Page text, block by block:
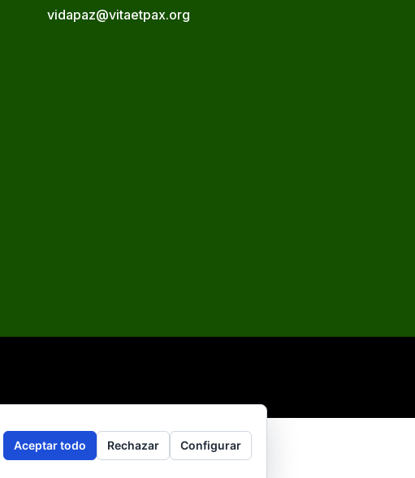
vidapaz@vitaetpax.org
Aceptar todo Rechazar Configurar